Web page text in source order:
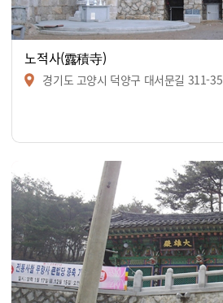
노적사(露積寺)
경기도 고양시 덕양구 대서문길 311-35